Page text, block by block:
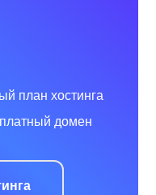
план хостинга
домен